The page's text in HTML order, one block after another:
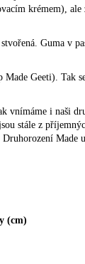
krémem),
Guma v
Geeti). Tak
vnímáme i naši
stále z
(cm)